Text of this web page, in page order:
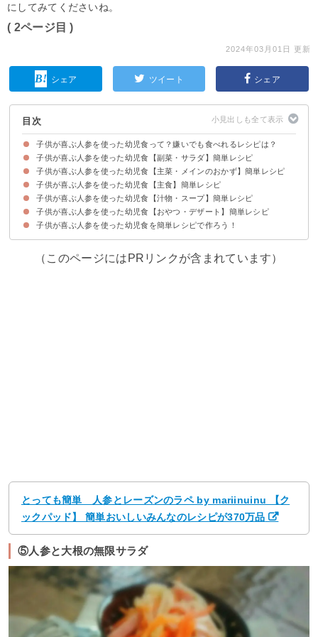
にしてみてくださいね。
( 2ページ目 )
2024年03月01日 更新
シェア ツイート シェア
目次
子供が喜ぶ人参を使った幼児食って？嫌いでも食べれるレシピは？
子供が喜ぶ人参を使った幼児食【副菜・サラダ】簡単レシピ
①人参とツナのサラダ
②人参のグラッセ
③人参のしりしり
④人参とレーズンのラペ
⑤人参と大根の無限サラダ
子供が喜ぶ人参を使った幼児食【主菜・メインのおかず】簡単レシピ
①人参とツナの炒り豆腐
②人参といんげんの豚肉巻き
③保育園給食風のピーマンと人参のカレー炒め
④人参とさつま揚げのきんぴら
子供が喜ぶ人参を使った幼児食【主食】簡単レシピ
①保育園給食の人参ジャムサンド
②人参とひじきの炊き込みご飯
③椎茸と人参の鶏そぼろ丼
④小松菜と人参おにぎり
子供が喜ぶ人参を使った幼児食【汁物・スープ】簡単レシピ
①人参のコンソメスープ
②人参 コンソメスープ
③人参と玉ねぎのポタージュ
④白菜と人参の鶏団子スープ
⑤人参と豆腐のポタージュ
子供が喜ぶ人参を使った幼児食【おやつ・デザート】簡単レシピ
①保育園給食風の人参ゼリー
②キャロットケーキ
③人参マフィン
④人参のムース
子供が喜ぶ人参を使った幼児食を簡単レシピで作ろう！
（このページにはPRリンクが含まれています）
とっても簡単 人参とレーズンのラペ by mariinuinu 【ク
ックパッド】 簡単おいしいみんなのレシピが370万品
⑤人参と大根の無限サラダ